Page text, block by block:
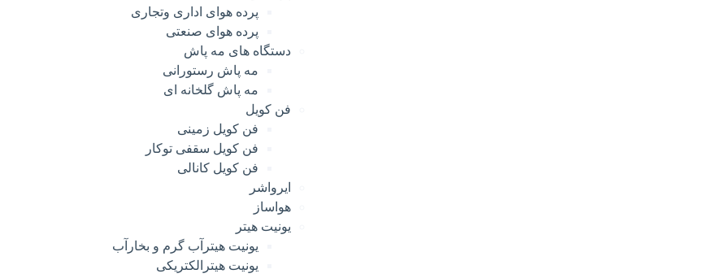
پرده هوای اداری وتجاری
پرده هوای صنعتی
دستگاه های مه پاش
مه پاش رستورانی
مه پاش گلخانه ای
فن کویل
فن کویل زمینی
فن کویل سقفی توکار
فن کویل کانالی
ایرواشر
هواساز
یونیت هیتر
یونیت هیترآب گرم و بخارآب
یونیت هیترالکتریکی